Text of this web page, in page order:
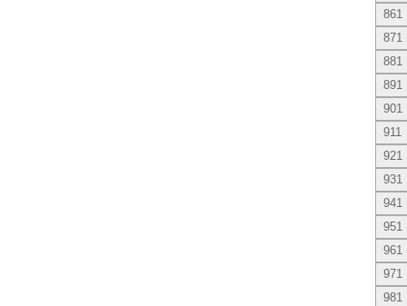
861
871
881
891
901
911
921
931
941
951
961
971
981